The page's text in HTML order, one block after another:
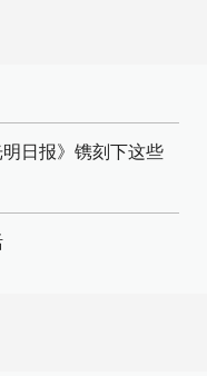
明日报》镌刻下这些